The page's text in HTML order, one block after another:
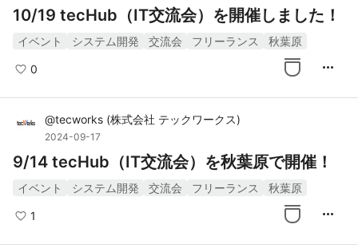
10/19 tecHub（IT交流会）を開催しました！
イベント システム開発 交流会 フリーランス 秋葉原
0 more_horiz
@tecworks (株式会社 テックワークス)
2024-09-17
9/14 tecHub（IT交流会）を秋葉原で開催！
イベント システム開発 交流会 フリーランス 秋葉原
1 more_horiz